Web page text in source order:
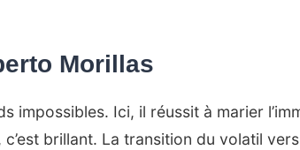
Morillas
impossibles. Ici, il réussit à marier
brillant. La transition du volatil